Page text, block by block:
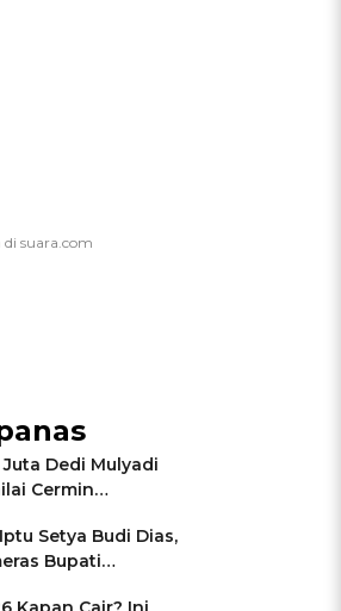
Dedi Mulyadi
Cermin
Keamanan
Setya Budi Dias,
Bupati